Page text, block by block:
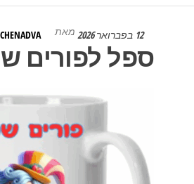
12 בפברואר 2026 מאת CHENADVA
ספל לפורים